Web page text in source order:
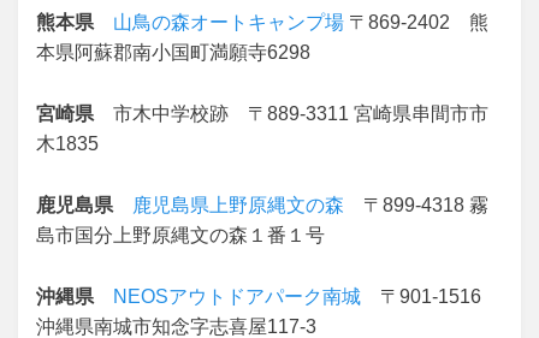
熊本県 山鳥の森オートキャンプ場 〒869-2402
熊
本県阿蘇郡南小国町満願寺6298
宮崎県 市木中学校跡 〒889-3311 宮崎県串間市市
木1835
鹿児島県 鹿児島県上野原縄文の森 〒899-4318 霧
島市国分上野原縄文の森１番１号
沖縄県 NEOSアウトドアパーク南城 〒901-1516
沖縄県南城市知念字志喜屋117-3